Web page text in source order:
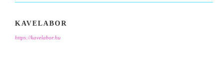
KAVELABOR
https://kavelabor.hu